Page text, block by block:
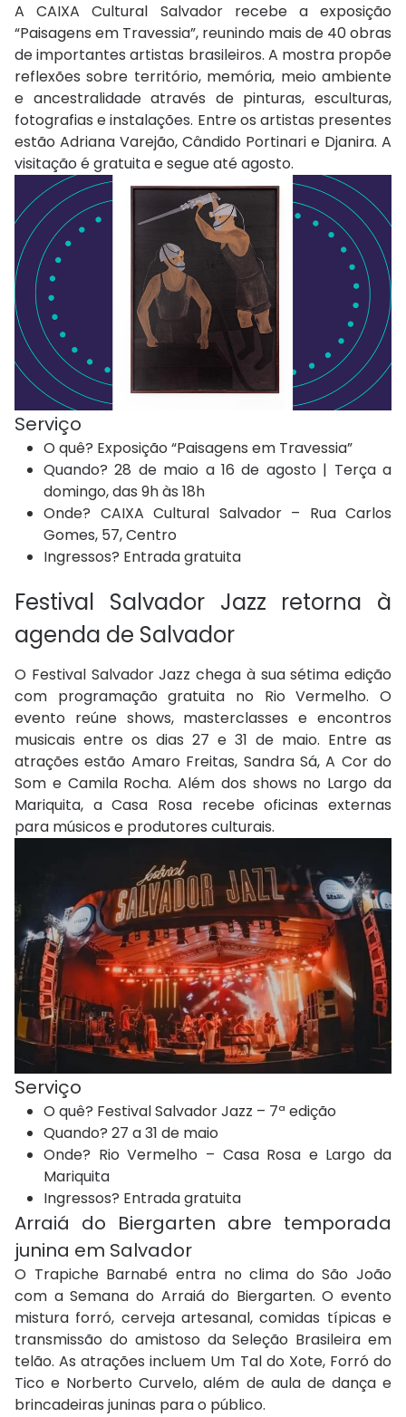
A CAIXA Cultural Salvador recebe a exposição
“Paisagens em Travessia”, reunindo mais de 40 obras
de importantes artistas brasileiros. A mostra propõe
reflexões sobre território, memória, meio ambiente
e ancestralidade através de pinturas, esculturas,
fotografias e instalações. Entre os artistas presentes
estão Adriana Varejão, Cândido Portinari e Djanira. A
visitação é gratuita e segue até agosto.
Serviço
O quê? Exposição “Paisagens em Travessia”
Quando? 28 de maio a 16 de agosto | Terça a
domingo, das 9h às 18h
Onde? CAIXA Cultural Salvador – Rua Carlos
Gomes, 57, Centro
Ingressos? Entrada gratuita
Festival Salvador Jazz retorna à
agenda de Salvador
O Festival Salvador Jazz chega à sua sétima edição
com programação gratuita no Rio Vermelho. O
evento reúne shows, masterclasses e encontros
musicais entre os dias 27 e 31 de maio. Entre as
atrações estão Amaro Freitas, Sandra Sá, A Cor do
Som e Camila Rocha. Além dos shows no Largo da
Mariquita, a Casa Rosa recebe oficinas externas
para músicos e produtores culturais.
Serviço
O quê? Festival Salvador Jazz – 7ª edição
Quando? 27 a 31 de maio
Onde? Rio Vermelho – Casa Rosa e Largo da
Mariquita
Ingressos? Entrada gratuita
Arraiá do Biergarten abre temporada
junina em Salvador
O Trapiche Barnabé entra no clima do São João
com a Semana do Arraiá do Biergarten. O evento
mistura forró, cerveja artesanal, comidas típicas e
transmissão do amistoso da Seleção Brasileira em
telão. As atrações incluem Um Tal do Xote, Forró do
Tico e Norberto Curvelo, além de aula de dança e
brincadeiras juninas para o público.